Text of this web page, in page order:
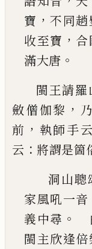
寶 ，不同趙
收至寶 ， 合
滿大唐 。
閩王請羅
斂僧伽黎 ， 乃
前 ， 執師手云
云 ： 將謂是箇
洞山聰
家風吼一音
義中尋 。
閩主欣逢倍